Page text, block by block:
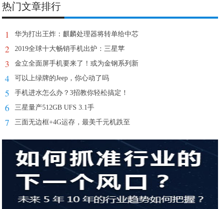
热门文章排行
1 华为打出王炸：麒麟处理器将转单给中芯
2 2019全球十大畅销手机出炉：三星苹
3 金立全面屏手机要来了！或为金钢系列新
4 可以上绿牌的Jeep，你心动了吗
5 手机进水怎么办？3招教你轻松搞定！
6 三星量产512GB UFS 3.1手
7 三面无边框+4G运存，最美千元机跌至